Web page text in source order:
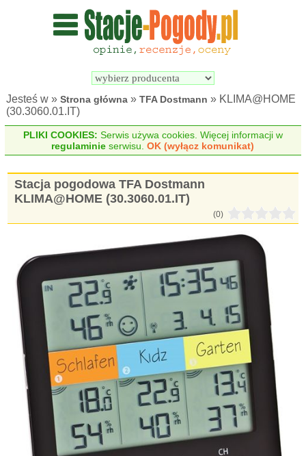
Wyszukiwarka
pogodowych
Jesteś w »Strona główna »TFA Dostmann » KLIMA@HOME
(30.3060.01.IT)
PLIKI COOKIES: Serwis używa cookies. Więcej informacji w
regulaminie serwisu.OK (wyłącz komunikat)
Stacja pogodowa TFA Dostmann
KLIMA@HOME (30.3060.01.IT)
(0)